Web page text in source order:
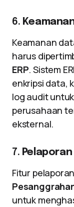
6.
Keamanan
harus
ERP. Sistem
enkripsi data,
log audit
perusahaan
eksternal.
7.
Fitur
untuk